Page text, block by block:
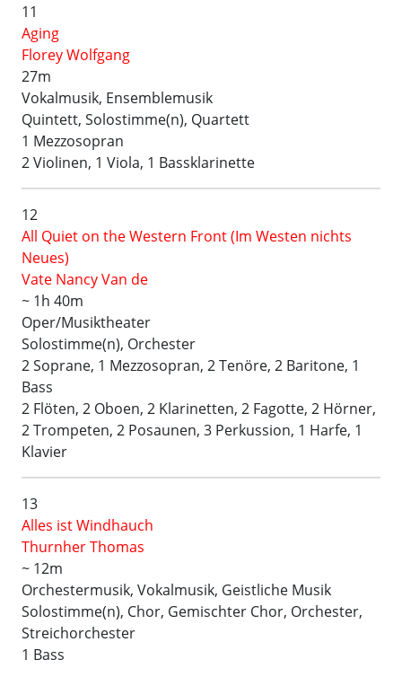
11
Aging
Florey Wolfgang
27m
Vokalmusik, Ensemblemusik
Quintett, Solostimme(n), Quartett
1 Mezzosopran
2 Violinen, 1 Viola, 1 Bassklarinette
12
All Quiet on the Western Front (Im Westen nichts
Neues)
Vate Nancy Van de
~ 1h 40m
Oper/Musiktheater
Solostimme(n), Orchester
2 Soprane, 1 Mezzosopran, 2 Tenöre, 2 Baritone, 1
Bass
2 Flöten, 2 Oboen, 2 Klarinetten, 2 Fagotte, 2 Hörner,
2 Trompeten, 2 Posaunen, 3 Perkussion, 1 Harfe, 1
Klavier
13
Alles ist Windhauch
Thurnher Thomas
~ 12m
Orchestermusik, Vokalmusik, Geistliche Musik
Solostimme(n), Chor, Gemischter Chor, Orchester,
Streichorchester
1 Bass